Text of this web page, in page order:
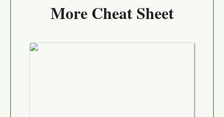
More Cheat Sheet